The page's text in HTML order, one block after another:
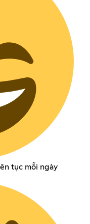
tục mỗi ngày